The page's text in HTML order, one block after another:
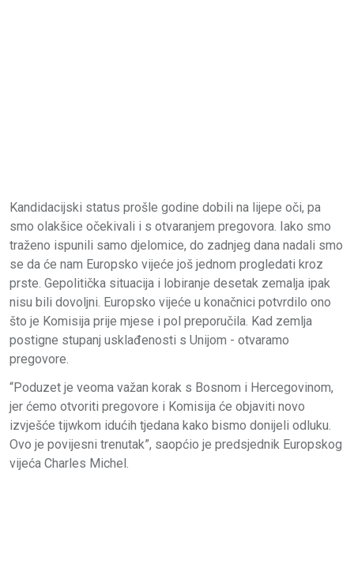
Kandidacijski status prošle godine dobili na lijepe oči, pa
smo olakšice očekivali i s otvaranjem pregovora. Iako smo
traženo ispunili samo djelomice, do zadnjeg dana nadali smo
se da će nam Europsko vijeće još jednom progledati kroz
prste. Gepolitička situacija i lobiranje desetak zemalja ipak
nisu bili dovoljni. Europsko vijeće u konačnici potvrdilo ono
što je Komisija prije mjese i pol preporučila. Kad zemlja
postigne stupanj usklađenosti s Unijom - otvaramo
pregovore.
“Poduzet je veoma važan korak s Bosnom i Hercegovinom,
jer ćemo otvoriti pregovore i Komisija će objaviti novo
izvješće tijwkom idućih tjedana kako bismo donijeli odluku.
Ovo je povijesni trenutak”, saopćio je predsjednik Europskog
vijeća Charles Michel.